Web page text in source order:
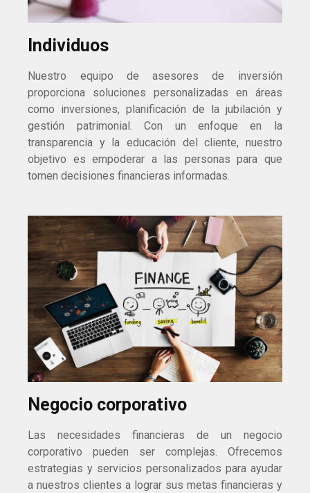
Individuos
Nuestro equipo de asesores de inversión
proporciona soluciones personalizadas en áreas
como inversiones, planificación de la jubilación y
gestión patrimonial. Con un enfoque en la
transparencia y la educación del cliente, nuestro
objetivo es empoderar a las personas para que
tomen decisiones financieras informadas.
Negocio corporativo
Las necesidades financieras de un negocio
corporativo pueden ser complejas. Ofrecemos
estrategias y servicios personalizados para ayudar
a nuestros clientes a lograr sus metas financieras y